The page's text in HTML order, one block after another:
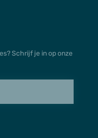
Schrijf je in op onze